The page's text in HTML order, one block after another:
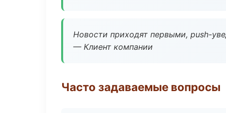
Новости приходят первыми, push-
— Клиент компании
Часто задаваемые вопросы